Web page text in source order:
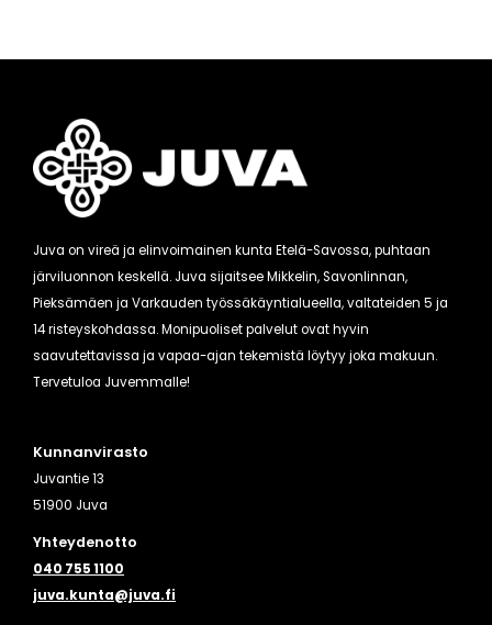
Juva on vireä ja elinvoimainen kunta Etelä-Savossa, puhtaan
järviluonnon keskellä. Juva sijaitsee Mikkelin, Savonlinnan,
Pieksämäen ja Varkauden työssäkäyntialueella, valtateiden 5 ja
14 risteyskohdassa. Monipuoliset palvelut ovat hyvin
saavutettavissa ja vapaa-ajan tekemistä löytyy joka makuun.
Tervetuloa Juvemmalle!
Kunnanvirasto
Juvantie 13
51900 Juva
Yhteydenotto
040 755 1100
juva.kunta@juva.fi